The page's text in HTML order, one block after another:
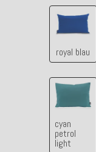
royal blau
royal
cyan
petrol
light
cyan